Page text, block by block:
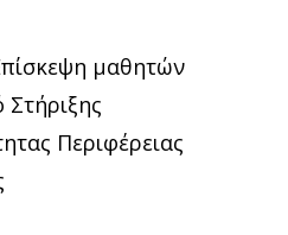
μαθητών
Περιφέρειας